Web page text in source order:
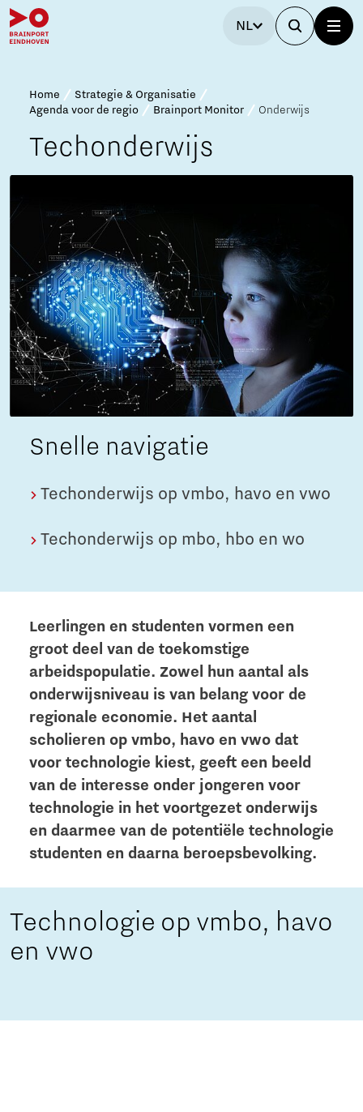
NL
Home
Strategie & Organisatie
Agenda voor de regio
Brainport Monitor Onderwijs
Techonderwijs
Snelle navigatie
Techonderwijs op vmbo, havo en vwo
Techonderwijs op mbo, hbo en wo
Leerlingen en studenten vormen een
groot deel van de toekomstige
arbeidspopulatie. Zowel hun aantal als
onderwijsniveau is van belang voor de
regionale economie. Het aantal
scholieren op vmbo, havo en vwo dat
voor technologie kiest, geeft een beeld
van de interesse onder jongeren voor
technologie in het voortgezet onderwijs
en daarmee van de potentiële technologie
studenten en daarna beroepsbevolking.
Technologie op vmbo, havo
en vwo